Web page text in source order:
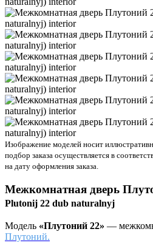
Изображение моделей носит
подбор заказа осуществляется в
на дату оформления заказа.
Межкомнатная дверь
Plutonij 22 dub naturalnyj
Модель «Плутоний 22» —
Плутоний.